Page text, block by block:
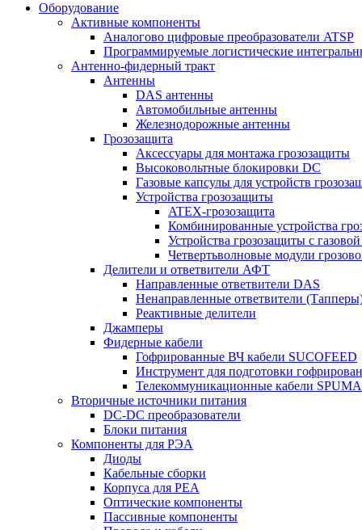
Оборудование
Активные компоненты
Аналогово цифровые преобразователи ATSP
Программируемые логистические
Антенно-фидерный тракт
Антенны
DAS антенны
Автомобильные антенны
Железнодорожные антенны
Грозозащита
Аксессуары для монтажа грозозащиты
Высоковольтные блокировки DC
Газовые капсулы для устройств
Устройства грозозащиты
ATEX-грозозащита
Комбинированные устройства
Устройства грозозащиты с
Четвертьволновые модули
Делители и ответвители АФТ
Направленные ответвители DAS
Ненаправленные ответвители
Реактивные делители
Джамперы
Фидерные кабели
Гофрированные ВЧ кабели SUCOFEED
Инструмент для подготовки
Телекоммуникационные кабели SPUMA
Вторичные источники питания
DC-DC преобразователи
Блоки питания
Компоненты для РЭА
Диоды
Кабельные сборки
Корпуса для РЕА
Оптические компоненты
Пассивные компоненты